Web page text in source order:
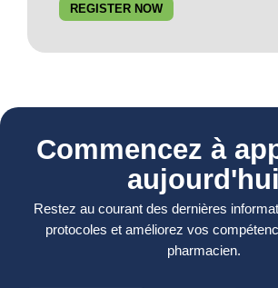
REGISTER NOW
Commencez à
aujourd'hui
Restez au courant des dernières
protocoles et améliorez vos
pharmacien.